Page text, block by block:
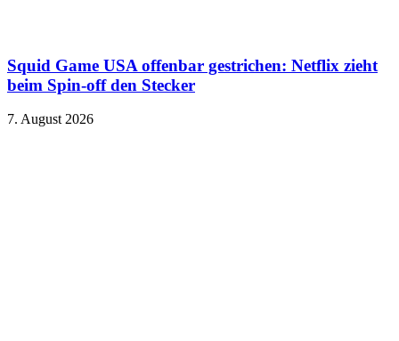
Squid Game USA offenbar gestrichen: Netflix zieht
beim Spin-off den Stecker
7. August 2026